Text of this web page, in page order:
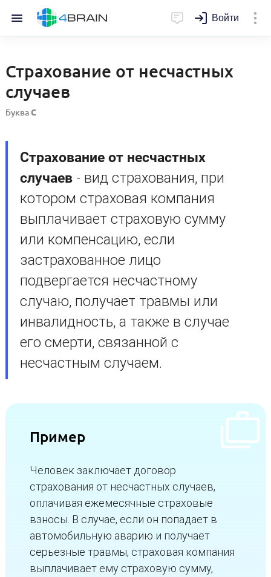
Войти
Страхование от несчастных
случаев
БукваС
Страхование от несчастных
случаев- вид страхования, при
котором страховая компания
выплачивает страховую сумму
или компенсацию, если
застрахованное лицо
подвергается несчастному
случаю, получает травмы или
инвалидность, а также в случае
его смерти, связанной с
несчастным случаем.
Пример
Человек заключает договор
страхования от несчастных случаев,
оплачивая ежемесячные страховые
взносы. В случае, если он попадает в
автомобильную аварию и получает
серьезные травмы, страховая компания
выплачивает ему страховую сумму,